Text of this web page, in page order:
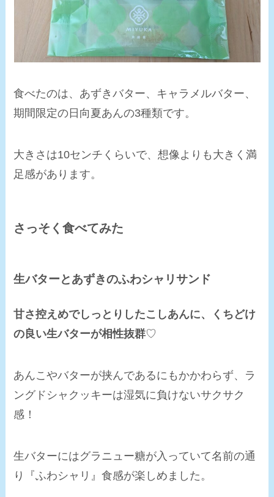
食べたのは、あずきバター、キャラメルバター、
期間限定の日向夏あんの3種類です。
大きさは10センチくらいで、想像よりも大きく満
足感があります。
さっそく食べてみた
生バターとあずきのふわシャリサンド
甘さ控えめでしっとりしたこしあんに、くちどけ
の良い生バターが相性抜群♡
あんこやバターが挟んであるにもかかわらず、ラ
ングドシャクッキーは湿気に負けないサクサク
感！
生バターにはグラニュー糖が入っていて名前の通
り『ふわシャリ』食感が楽しめました。